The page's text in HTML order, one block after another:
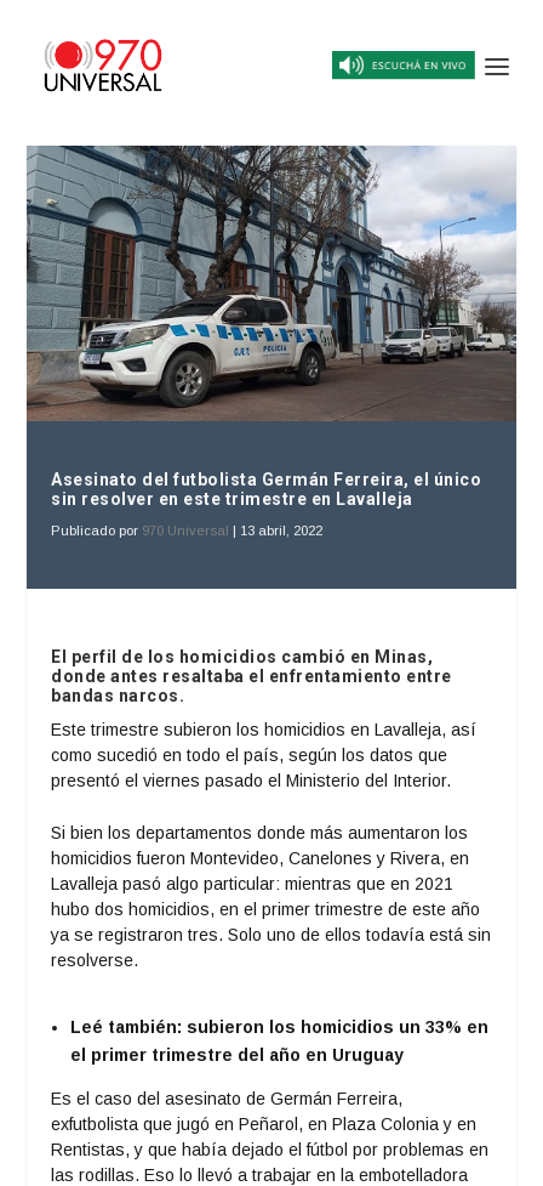
Asesinato del futbolista Germán Ferreira, el único
sin resolver en este trimestre en Lavalleja
Publicado por 970 Universal | 13 abril, 2022
El perfil de los homicidios cambió en Minas,
donde antes resaltaba el enfrentamiento entre
bandas narcos.
Este trimestre subieron los homicidios en Lavalleja, así
como sucedió en todo el país, según los datos que
presentó el viernes pasado el Ministerio del Interior.
Si bien los departamentos donde más aumentaron los
homicidios fueron Montevideo, Canelones y Rivera, en
Lavalleja pasó algo particular: mientras que en 2021
hubo dos homicidios, en el primer trimestre de este año
ya se registraron tres. Solo uno de ellos todavía está sin
resolverse.
Leé también: subieron los homicidios un 33% en
el primer trimestre del año en Uruguay
Es el caso del asesinato de Germán Ferreira,
exfutbolista que jugó en Peñarol, en Plaza Colonia y en
Rentistas, y que había dejado el fútbol por problemas en
las rodillas. Eso lo llevó a trabajar en la embotelladora